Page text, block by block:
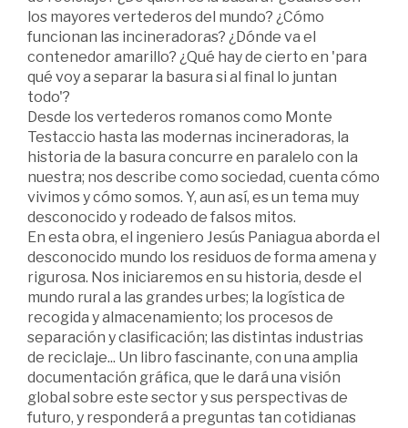
los mayores vertederos del mundo? ¿Cómo
funcionan las incineradoras? ¿Dónde va el
contenedor amarillo? ¿Qué hay de cierto en 'para
qué voy a separar la basura si al final lo juntan
todo'?
Desde los vertederos romanos como Monte
Testaccio hasta las modernas incineradoras, la
historia de la basura concurre en paralelo con la
nuestra; nos describe como sociedad, cuenta cómo
vivimos y cómo somos. Y, aun así, es un tema muy
desconocido y rodeado de falsos mitos.
En esta obra, el ingeniero Jesús Paniagua aborda el
desconocido mundo los residuos de forma amena y
rigurosa. Nos iniciaremos en su historia, desde el
mundo rural a las grandes urbes; la logística de
recogida y almacenamiento; los procesos de
separación y clasificación; las distintas industrias
de reciclaje... Un libro fascinante, con una amplia
documentación gráfica, que le dará una visión
global sobre este sector y sus perspectivas de
futuro, y responderá a preguntas tan cotidianas